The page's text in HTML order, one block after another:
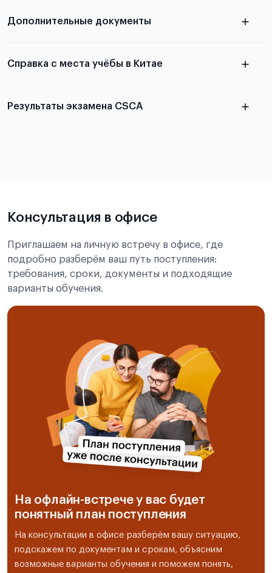
статье
Дополнительные документы
Справка с места учёбы в Китае
Результаты экзамена CSCA
Консультация в офисе
Приглашаем на личную встречу в офисе, где
подробно разберём ваш путь поступления:
требования, сроки, документы и подходящие
варианты обучения.
На офлайн-встрече у вас будет
понятный план поступления
На консультации в офисе разберём вашу ситуацию,
подскажем по документам и срокам, объясним
возможные варианты обучения и поможем понять,